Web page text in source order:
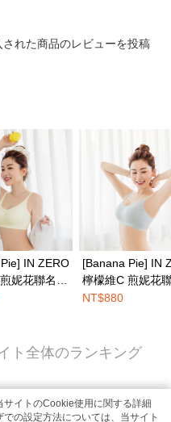
れた商品のレビューを投稿
IN ZERO
妮花聯名內
[Banana Pie] IN
檸檬維C 煎妮花
衣-霜藍柚沁
NT$880
ト全体のランキング
イトのCookie使用に関する詳細
の設定方法については、当サイト